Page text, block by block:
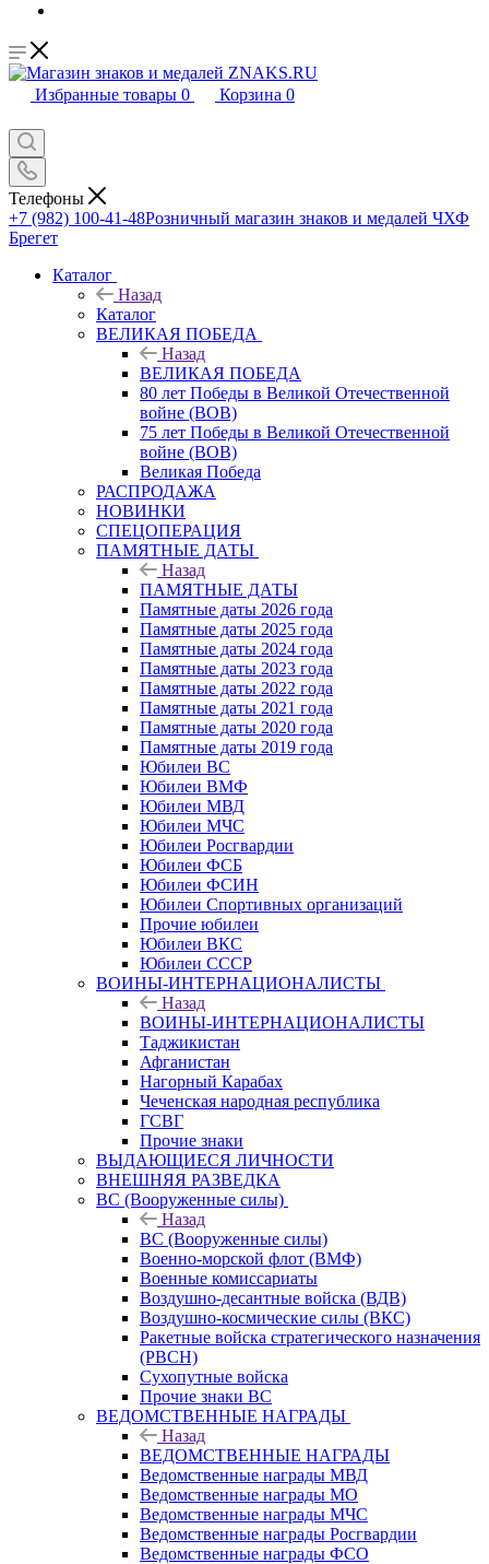
Избранные товары 0 Корзина 0
Телефоны
+7 (982) 100-41-48Розничный магазин знаков и медалей ЧХФ
Брегет
Каталог
Назад
Каталог
ВЕЛИКАЯ ПОБЕДА
Назад
ВЕЛИКАЯ ПОБЕДА
80 лет Победы в Великой Отечественной
войне (ВОВ)
75 лет Победы в Великой Отечественной
войне (ВОВ)
Великая Победа
РАСПРОДАЖА
НОВИНКИ
СПЕЦОПЕРАЦИЯ
ПАМЯТНЫЕ ДАТЫ
Назад
ПАМЯТНЫЕ ДАТЫ
Памятные даты 2026 года
Памятные даты 2025 года
Памятные даты 2024 года
Памятные даты 2023 года
Памятные даты 2022 года
Памятные даты 2021 года
Памятные даты 2020 года
Памятные даты 2019 года
Юбилеи ВС
Юбилеи ВМФ
Юбилеи МВД
Юбилеи МЧС
Юбилеи Росгвардии
Юбилеи ФСБ
Юбилеи ФСИН
Юбилеи Спортивных организаций
Прочие юбилеи
Юбилеи ВКС
Юбилеи СССР
ВОИНЫ-ИНТЕРНАЦИОНАЛИСТЫ
Назад
ВОИНЫ-ИНТЕРНАЦИОНАЛИСТЫ
Таджикистан
Афганистан
Нагорный Карабах
Чеченская народная республика
ГСВГ
Прочие знаки
ВЫДАЮЩИЕСЯ ЛИЧНОСТИ
ВНЕШНЯЯ РАЗВЕДКА
ВС (Вооруженные силы)
Назад
ВС (Вооруженные силы)
Военно-морской флот (ВМФ)
Военные комиссариаты
Воздушно-десантные войска (ВДВ)
Воздушно-космические силы (ВКС)
Ракетные войска стратегического назначения
(РВСН)
Сухопутные войска
Прочие знаки ВС
ВЕДОМСТВЕННЫЕ НАГРАДЫ
Назад
ВЕДОМСТВЕННЫЕ НАГРАДЫ
Ведомственные награды МВД
Ведомственные награды МО
Ведомственные награды МЧС
Ведомственные награды Росгвардии
Ведомственные награды ФСО